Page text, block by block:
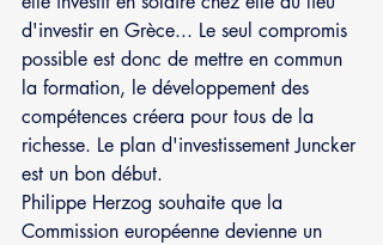
d'investir en Grèce... Le seul compromis
possible est donc de mettre en commun
la formation, le développement des
compétences créera pour tous de la
richesse. Le plan d'investissement Juncker
est un bon début.
Philippe Herzog souhaite que la
Commission européenne devienne un